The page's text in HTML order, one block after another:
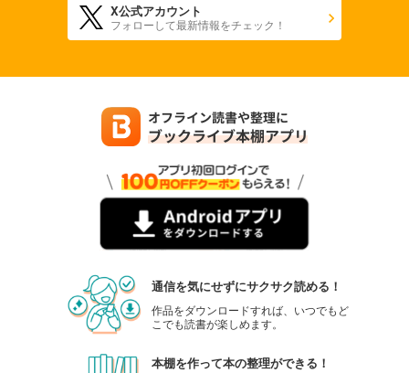
X公式アカウント
フォローして最新情報をチェック！
通信を気にせずにサクサク読める！
作品をダウンロードすれば、いつでもど
こでも読書が楽しめます。
本棚を作って本の整理ができる！